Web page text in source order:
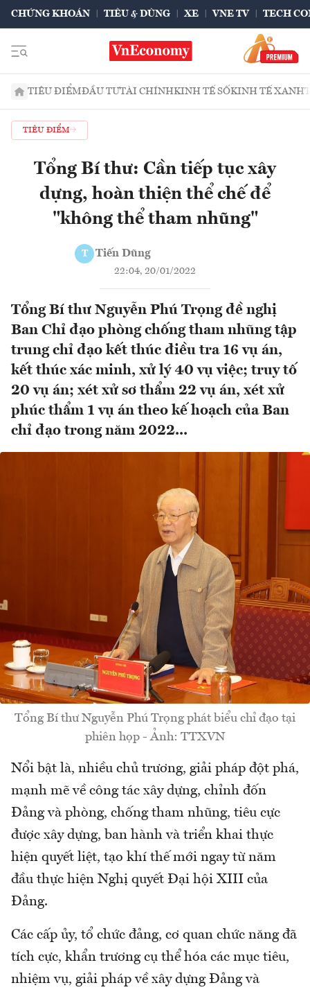
CHỨNG KHOÁN TIÊU & DÙNG XE VNE TV TECH
TIÊU ĐIỂMĐẦU TƯTÀI CHÍNHKINH TẾ SỐKINH TẾ XANH
TIÊU ĐIỂM
Tổng Bí thư: Cần tiếp tục xây
dựng, hoàn thiện thể chế để
"không thể tham nhũng"
T Tiến Dũng
22:04, 20/01/2022
Tổng Bí thư Nguyễn Phú Trọng đề nghị
Ban Chỉ đạo phòng chống tham nhũng tập
trung chỉ đạo kết thúc điều tra 16 vụ án,
kết thúc xác minh, xử lý 40 vụ việc; truy tố
20 vụ án; xét xử sơ thẩm 22 vụ án, xét xử
phúc thẩm 1 vụ án theo kế hoạch của Ban
chỉ đạo trong năm 2022...
Tổng Bí thư Nguyễn Phú Trọng phát biểu chỉ đạo tại
phiên họp - Ảnh: TTXVN
Nổi bật là, nhiều chủ trương, giải pháp đột phá,
mạnh mẽ về công tác xây dựng, chỉnh đốn
Đảng và phòng, chống tham nhũng, tiêu cực
được xây dựng, ban hành và triển khai thực
hiện quyết liệt, tạo khí thế mới ngay từ năm
đầu thực hiện Nghị quyết Đại hội XIII của
Đảng.
Các cấp ủy, tổ chức đảng, cơ quan chức năng đã
tích cực, khẩn trương cụ thể hóa các mục tiêu,
nhiệm vụ, giải pháp về xây dựng Đảng và